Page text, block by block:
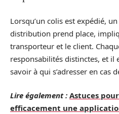
Lorsqu’un colis est expédié,
distribution prend place,
transporteur et le client.
responsabilités distinctes, et il
savoir à qui s’adresser en cas
Lire également : Astuces
efficacement une